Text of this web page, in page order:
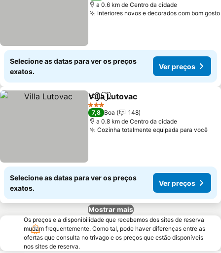
a 0.6 km de Centro da cidade
Interiores novos e decorados com bom gosto
Selecione as datas para ver os preços
exatos.
Ver preços
PartilharAdicionar aos favoritos
Villa Lutovac
3 Estrelas
7,8 Boa
148
a 0.8 km de Centro da cidade
Cozinha totalmente equipada para você
Selecione as datas para ver os preços
exatos.
Ver preços
Mostrar mais
Os preços e a disponibilidade que recebemos dos sites de reserva
mudam frequentemente. Como tal, pode haver diferenças entre as
ofertas que consulta no trivago e os preços que estão disponíveis
nos sites de reserva.